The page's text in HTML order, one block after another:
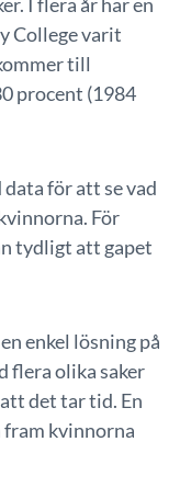
College varit
till
procent (1984
för att se vad
För
tydligt att gapet
enkel lösning på
flera olika saker
det tar tid. En
fram kvinnorna